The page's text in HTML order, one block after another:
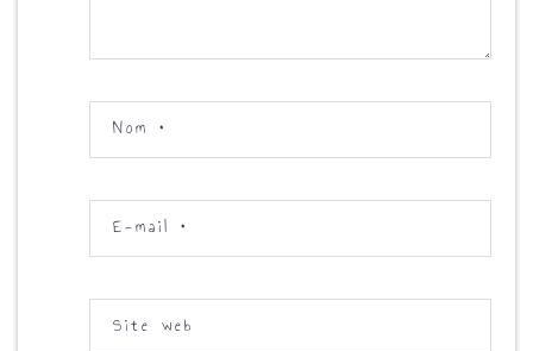
Nom *
E-mail *
Site web